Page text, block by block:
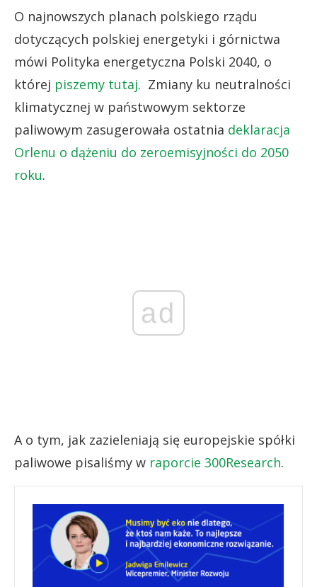
O najnowszych planach polskiego rządu
dotyczących polskiej energetyki i górnictwa
mówi Polityka energetyczna Polski 2040, o
której piszemy tutaj. Zmiany ku neutralności
klimatycznej w państwowym sektorze
paliwowym zasugerowała ostatnia deklaracja
Orlenu o dążeniu do zeroemisyjności do 2050
roku.
ad
A o tym, jak zazieleniają się europejskie spółki
paliwowe pisaliśmy w raporcie 300Research.